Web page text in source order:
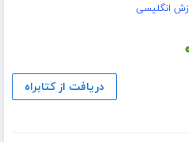
انگلیسی
دریافت از کتابراه